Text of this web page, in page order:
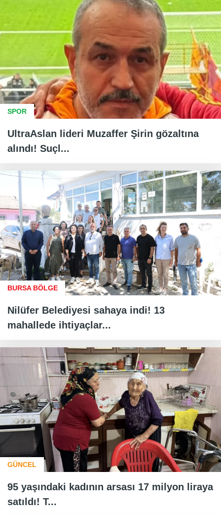
SPOR
UltraAslan lideri Muzaffer Şirin gözaltına
alındı! Suçl...
BURSA BÖLGE
Nilüfer Belediyesi sahaya indi! 13
mahallede ihtiyaçlar...
GÜNCEL
95 yaşındaki kadının arsası 17 milyon liraya
satıldı! T...